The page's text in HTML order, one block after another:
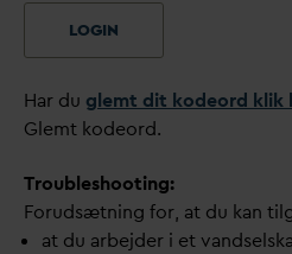
LOGIN
Har du glemt dit kodeord klik
Glemt kodeord.
Troubleshooting:
Forudsætning for, at du kan
at du arbejder i et v